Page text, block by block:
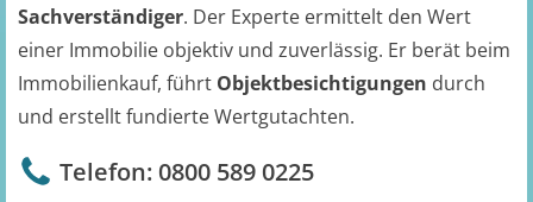
Sachverständiger. Der Experte ermittelt den Wert
einer Immobilie objektiv und zuverlässig. Er berät beim
Immobilienkauf, führt Objektbesichtigungen durch
und erstellt fundierte Wertgutachten.
Telefon: 0800 589 0225